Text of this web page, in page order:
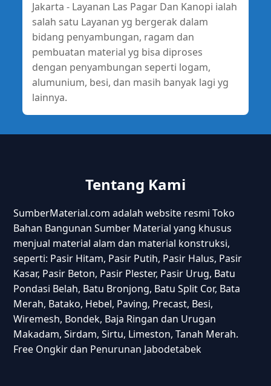
Jakarta - Layanan Las Pagar Dan Kanopi ialah
salah satu Layanan yg bergerak dalam
bidang penyambungan, ragam dan
pembuatan material yg bisa diproses
dengan penyambungan seperti logam,
alumunium, besi, dan masih banyak lagi yg
lainnya.
Tentang Kami
SumberMaterial.com adalah website resmi Toko
Bahan Bangunan Sumber Material yang khusus
menjual material alam dan material konstruksi,
seperti: Pasir Hitam, Pasir Putih, Pasir Halus, Pasir
Kasar, Pasir Beton, Pasir Plester, Pasir Urug, Batu
Pondasi Belah, Batu Bronjong, Batu Split Cor, Bata
Merah, Batako, Hebel, Paving, Precast, Besi,
Wiremesh, Bondek, Baja Ringan dan Urugan
Makadam, Sirdam, Sirtu, Limeston, Tanah Merah.
Free Ongkir dan Penurunan Jabodetabek